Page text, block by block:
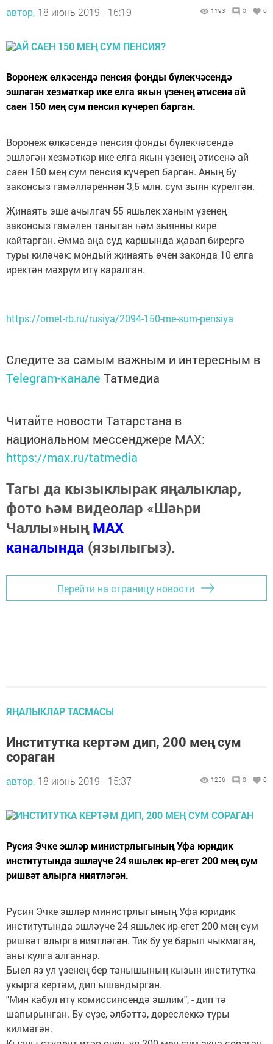
автор, 18 июнь 2019 - 16:19 1193 0 0
Воронеж өлкәсендә пенсия фонды бүлекчәсендә
эшләгән хезмәткәр ике елга якын үзенең әтисенә ай
саен 150 мең сум пенсия күчереп барган.
Воронеж өлкәсендә пенсия фонды бүлекчәсендә
эшләгән хезмәткәр ике елга якын үзенең әтисенә ай
саен 150 мең сум пенсия күчереп барган. Аның бу
законсыз гамәлләреннән 3,5 млн. сум зыян күрелгән.
Җинаять эше ачылгач 55 яшьлек ханым үзенең
законсыз гамәлен таныган һәм зыянны кире
кайтарган. Әмма аңа суд каршында җавап бирергә
туры киләчәк: мондый җинаять өчен законда 10 елга
иректән мәхрүм итү каралган.
https://omet-rb.ru/rusiya/2094-150-me-sum-pensiya
Следите за самым важным и интересным в
Telegram-канале Татмедиа
Читайте новости Татарстана в
национальном мессенджере MАХ:
https://max.ru/tatmedia
Тагы да кызыклырак яңалыклар,
фото һәм видеолар «Шәһри
Чаллы»ныңMAX
каналында (язылыгыз).
Перейти на страницу новости
ЯҢАЛЫКЛАР ТАСМАСЫ
Институтка кертәм дип, 200 мең сум
сораган
автор, 18 июнь 2019 - 15:37 1256 0 0
Русия Эчке эшләр министрлыгының Уфа юридик
институтында эшләүче 24 яшьлек ир-егет 200 мең сум
ришвәт алырга ниятләгән.
Русия Эчке эшләр министрлыгының Уфа юридик
институтында эшләүче 24 яшьлек ир-егет 200 мең сум
ришвәт алырга ниятләгән. Тик бу уе барып чыкмаган,
аны кулга алганнар.
Быел яз ул үзенең бер танышының кызын институтка
укырга кертәм, дип ышандырган.
"Мин кабул итү комиссиясендә эшлим", - дип тә
шапырынган. Бу сүзе, әлбәттә, дөреслеккә туры
килмәгән.